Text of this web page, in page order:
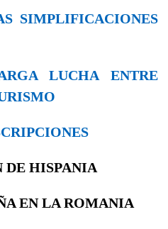
SIMPLIFICACIONES
LUCHA ENTRE
DE HISPANIA
EN LA ROMANIA